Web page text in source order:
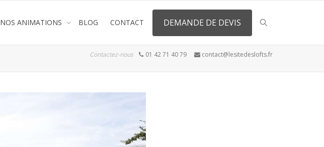
NOS ANIMATIONS BLOG CONTACT DEMANDE DE DEVIS
Contactez-nous 01 42 71 40 79 contact@lesitedeslofts.fr